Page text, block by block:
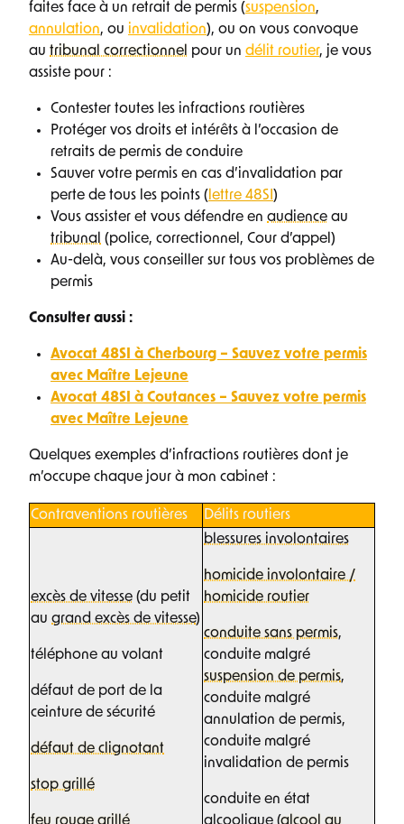
faites face à un retrait de permis (suspension,
annulation, ou invalidation), ou on vous convoque
au tribunal correctionnel pour un délit routier, je vous
assiste pour :
Contester toutes les infractions routières
Protéger vos droits et intérêts à l’occasion de
retraits de permis de conduire
Sauver votre permis en cas d’invalidation par
perte de tous les points (lettre 48SI)
Vous assister et vous défendre en audience au
tribunal (police, correctionnel, Cour d’appel)
Au-delà, vous conseiller sur tous vos problèmes de
permis
Consulter aussi :
Avocat 48SI à Cherbourg – Sauvez votre permis
avec Maître Lejeune
Avocat 48SI à Coutances – Sauvez votre permis
avec Maître Lejeune
Quelques exemples d’infractions routières dont je
m’occupe chaque jour à mon cabinet :
Contraventions routières Délits routiers
excès de vitesse (du petit
au grand excès de vitesse)
téléphone au volant
défaut de port de la
ceinture de sécurité
défaut de clignotant
stop grillé
blessures involontaires
homicide involontaire /
homicide routier
conduite sans permis,
conduite malgré
suspension de permis,
conduite malgré
annulation de permis,
conduite malgré
invalidation de permis
conduite en état